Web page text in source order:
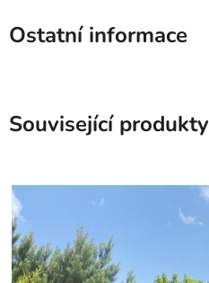
Ostatní informace
Související produkty